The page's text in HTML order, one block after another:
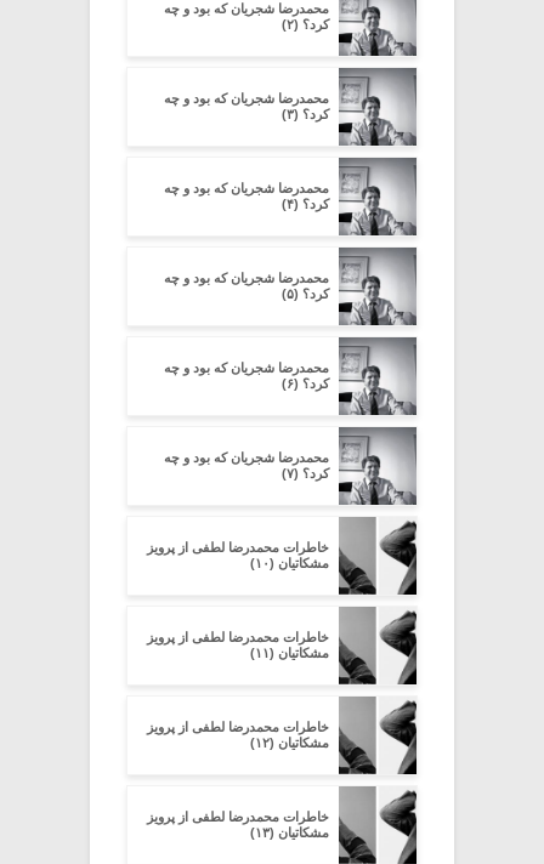
محمدرضا شجریان که بود و چه
کرد؟ (۲)
محمدرضا شجریان که بود و چه
کرد؟ (۳)
محمدرضا شجریان که بود و چه
کرد؟ (۴)
محمدرضا شجریان که بود و چه
کرد؟ (۵)
محمدرضا شجریان که بود و چه
کرد؟ (۶)
محمدرضا شجریان که بود و چه
کرد؟ (۷)
خاطرات محمدرضا لطفی از پرویز
مشکاتیان (۱۰)
خاطرات محمدرضا لطفی از پرویز
مشکاتیان (۱۱)
خاطرات محمدرضا لطفی از پرویز
مشکاتیان (۱۲)
خاطرات محمدرضا لطفی از پرویز
مشکاتیان (۱۳)